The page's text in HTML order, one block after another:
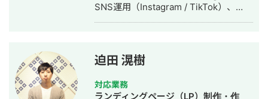
基にしたWEBコンテンツ改善提案 ・
MAツールを活用した営業支援・シナリ
ンテンツ制作～問い合わせ設計 【経
歴】 [ 2025/1 - 現在 ] 株式会社
WebHawkEye 代表取締役 ・ウェブ解
析やMAを中心とした、企業のデジタル
SNS運用（Instagram / TikTok）、
でフォロワー単価49円を実現 ・手相チ
ャンネル：動画2本で収益化 ・スピリ
チュアルチャンネル：動画4本で収益化
・釣り／野球／観光系など複数ジャン
迫田 滉樹
対応業務
ランディングページ（LP）制作・作